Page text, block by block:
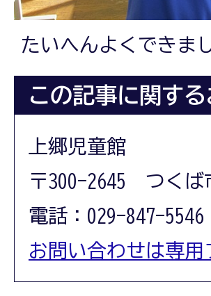
たいへんよくできま
この記事に関す
上郷児童館
〒300-2645 つくば
電話：029-847-5546
お問い合わせは専